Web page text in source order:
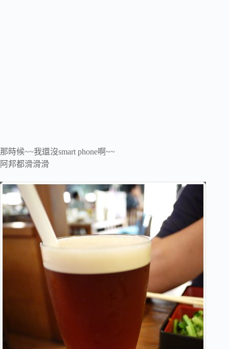
那時候~~我還沒smart phone啊~~
阿邦都滑滑滑